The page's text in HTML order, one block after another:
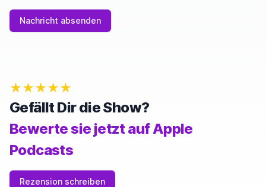
Nachricht absenden
★★★★★
Gefällt Dir die Show?
Bewerte sie jetzt auf Apple
Podcasts
Rezension schreiben